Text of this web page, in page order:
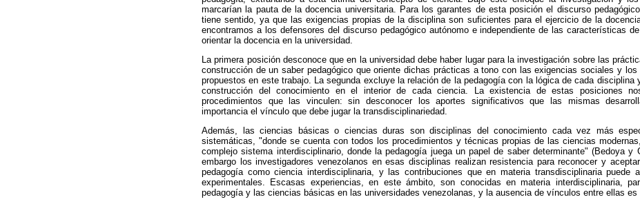
marcarían la pauta de la docencia universitaria. Para los garantes de esta posición el discurso
tiene sentido, ya que las exigencias propias de la disciplina son suficientes para el ejercicio de la
encontramos a los defensores del discurso pedagógico autónomo e independiente de las características
orientar la docencia en la universidad.
La primera posición desconoce que en la universidad debe haber lugar para la investigación sobre las
construcción de un saber pedagógico que oriente dichas prácticas a tono con las exigencias sociales y los
propuestos en este trabajo. La segunda excluye la relación de la pedagogía con la lógica de cada disciplina
construcción del conocimiento en el interior de cada ciencia. La existencia de estas posiciones
procedimientos que las vinculen: sin desconocer los aportes significativos que las mismas
importancia el vínculo que debe jugar la transdisciplinariedad.
Además, las ciencias básicas o ciencias duras son disciplinas del conocimiento cada vez más
sistemáticas, "donde se cuenta con todos los procedimientos y técnicas propias de las ciencias
complejo sistema interdisciplinario, donde la pedagogía juega un papel de saber determinante" (Bedoya y
embargo los investigadores venezolanos en esas disciplinas realizan resistencia para reconocer y
pedagogía como ciencia interdisciplinaria, y las contribuciones que en materia transdisciplinaria puede
experimentales. Escasas experiencias, en este ámbito, son conocidas en materia interdisciplinaria,
pedagogía y las ciencias básicas en las universidades venezolanas, y la ausencia de vínculos entre ellas es